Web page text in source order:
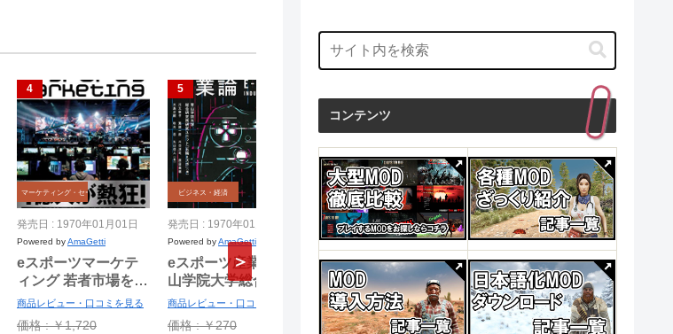
マーケティング・セールス
発売日 : 1970年01月01日
Powered byAmaGetti
eスポーツマーケテ
ィング 若者市場をつ
かむ最強メディアを
使いこなせ
商品レビュー・口コミを見る
価格 : ￥1,720
ビジネス・経済
発売日 : 1970年01月01日
Powered byAmaGetti
eスポーツ産業論 (青
山学院大学総合研究
所叢書)
商品レビュー・口コミを見る
価格 : ￥270
投資・金融・会社経営
発売日 : 2015年04月24日
Powered byAmaGetti
ゲーマーはもっと経
営者を目指すべき!
商品レビュー・口コミを見る
価格 : ￥2,549
産業研究
発売日 : 1970年01月01日
Powered byAmaGetti
ライズ・オブ・eス
ポーツ ゲーマーの情
熱から生まれた巨大
ビジネス
商品レビュー・口コミを見る
価格 : ￥2,640
コンテンツ